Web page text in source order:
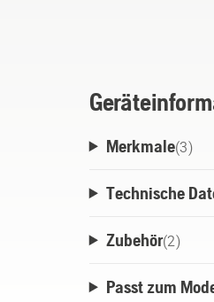
Merkmale(3)
Technische
Zubehör(2)
Passt zum